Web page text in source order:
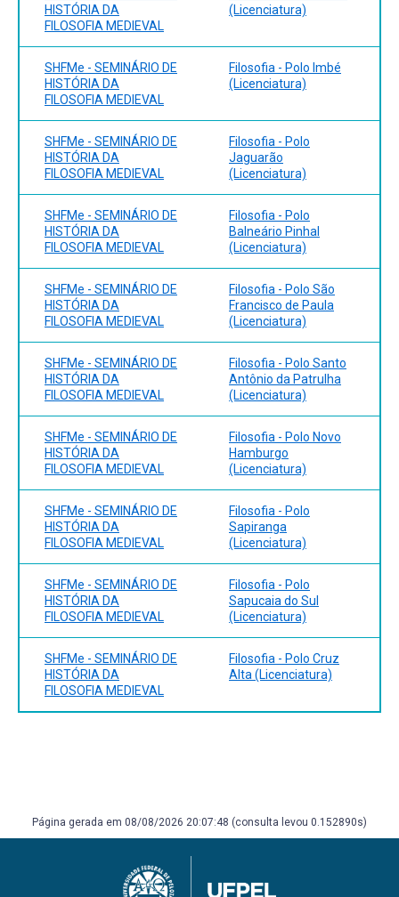
HISTÓRIA DA
FILOSOFIA MEDIEVAL
(Licenciatura)
SHFMe - SEMINÁRIO DE
HISTÓRIA DA
FILOSOFIA MEDIEVAL
Filosofia - Polo Imbé
(Licenciatura)
SHFMe - SEMINÁRIO DE
HISTÓRIA DA
FILOSOFIA MEDIEVAL
Filosofia - Polo
Jaguarão
(Licenciatura)
SHFMe - SEMINÁRIO DE
HISTÓRIA DA
FILOSOFIA MEDIEVAL
Filosofia - Polo
Balneário Pinhal
(Licenciatura)
SHFMe - SEMINÁRIO DE
HISTÓRIA DA
FILOSOFIA MEDIEVAL
Filosofia - Polo São
Francisco de Paula
(Licenciatura)
SHFMe - SEMINÁRIO DE
HISTÓRIA DA
FILOSOFIA MEDIEVAL
Filosofia - Polo Santo
Antônio da Patrulha
(Licenciatura)
SHFMe - SEMINÁRIO DE
HISTÓRIA DA
FILOSOFIA MEDIEVAL
Filosofia - Polo Novo
Hamburgo
(Licenciatura)
SHFMe - SEMINÁRIO DE
HISTÓRIA DA
FILOSOFIA MEDIEVAL
Filosofia - Polo
Sapiranga
(Licenciatura)
SHFMe - SEMINÁRIO DE
HISTÓRIA DA
FILOSOFIA MEDIEVAL
Filosofia - Polo
Sapucaia do Sul
(Licenciatura)
SHFMe - SEMINÁRIO DE
HISTÓRIA DA
FILOSOFIA MEDIEVAL
Filosofia - Polo Cruz
Alta (Licenciatura)
Página gerada em 08/08/2026 20:07:48 (consulta levou 0.152890s)